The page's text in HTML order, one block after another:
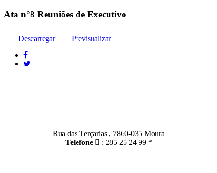
Ata n°8 Reuniões de Executivo
Descarregar Previsualizar
Rua das Terçarias , 7860-035 Moura
Telefone
: 285 25 24 99 *